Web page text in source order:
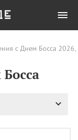
с Днем Босса
Все
мира в Аугсбурге